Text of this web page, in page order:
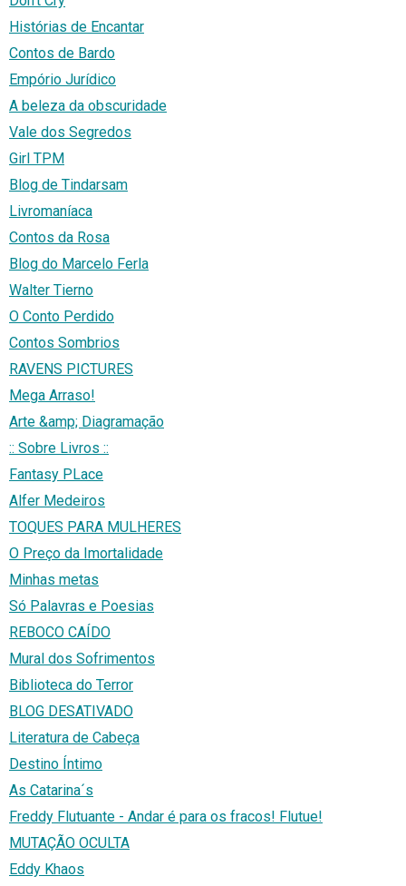
Histórias de Encantar
Contos de Bardo
Empório Jurídico
A beleza da obscuridade
Vale dos Segredos
Girl TPM
Blog de Tindarsam
Livromaníaca
Contos da Rosa
Blog do Marcelo Ferla
Walter Tierno
O Conto Perdido
Contos Sombrios
RAVENS PICTURES
Mega Arraso!
Arte &amp; Diagramação
:: Sobre Livros ::
Fantasy PLace
Alfer Medeiros
TOQUES PARA MULHERES
O Preço da Imortalidade
Minhas metas
Só Palavras e Poesias
REBOCO CAÍDO
Mural dos Sofrimentos
Biblioteca do Terror
BLOG DESATIVADO
Literatura de Cabeça
Destino Íntimo
As Catarina´s
Freddy Flutuante - Andar é para os fracos! Flutue!
MUTAÇÃO OCULTA
Eddy Khaos